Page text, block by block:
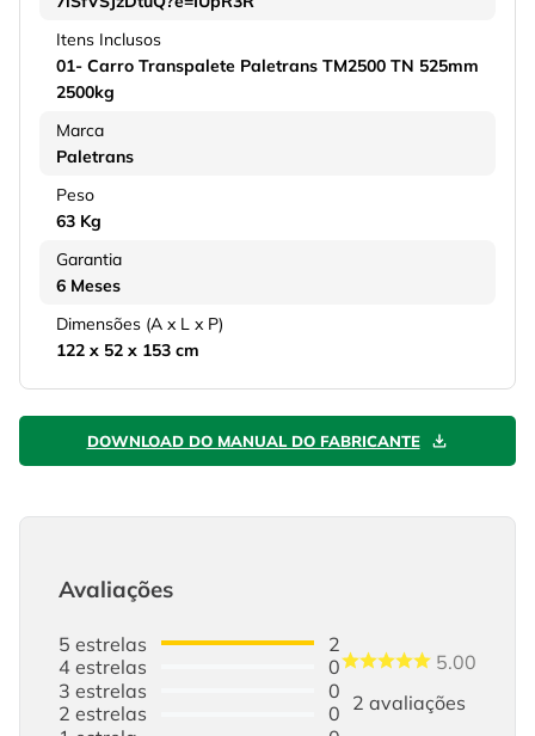
Itens Inclusos
01- Carro Transpalete Paletrans TM2500 TN 525mm
2500kg
Marca
Paletrans
Peso
63 Kg
Garantia
6 Meses
Dimensões (A x L x P)
122 x 52 x 153 cm
DOWNLOAD DO MANUAL DO FABRICANTE
Avaliações
5estrelas
4estrelas
3estrelas
2estrelas
2
0
0
0
5.00
2 avaliações